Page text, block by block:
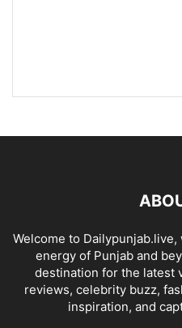
Welcome to
energy of Punjab and
destination for the latest
reviews, celebrity buzz,
inspiration, and